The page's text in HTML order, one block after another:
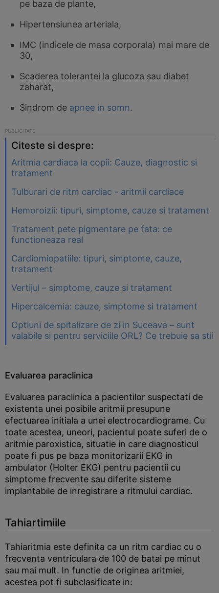
pe baza de plante,
Hipertensiunea arteriala,
IMC (indicele de masa corporala) mai mare de
30,
Scaderea tolerantei la glucoza sau diabet
zaharat,
Sindrom de apnee in somn.
Citeste si despre:
Aritmia cardiaca la copii: Cauze, diagnostic si
tratament
Tulburari de ritm cardiac - aritmii cardiace
Hemoroizii: tipuri, simptome, cauze si tratament
Tratament pete pigmentare pe fata: ce
functioneaza real
Cardiomiopatiile: tipuri, simptome, cauze,
tratament
Vertijul – simptome, cauze si tratament
Hipercalcemia: cauze, simptome si tratament
Optiuni de spitalizare de zi in Suceava – sunt
valabile si pentru serviciile ORL? Ce trebuie sa stii
Evaluarea paraclinica
Evaluarea paraclinica a pacientilor suspectati de
existenta unei posibile aritmii presupune
efectuarea initiala a unei electrocardiograme. Cu
toate acestea, uneori, pacientul poate suferi de o
aritmie paroxistica, situatie in care diagnosticul
poate fi pus pe baza monitorizarii EKG in
ambulator (Holter EKG) pentru pacientii cu
simptome frecvente sau diferite sisteme
implantabile de inregistrare a ritmului cardiac.
Tahiartimiile
Tahiaritmia este definita ca un ritm cardiac cu o
frecventa ventriculara de 100 de batai pe minut
sau mai mult. In functie de originea aritmiei,
acestea pot fi subclasificate in: